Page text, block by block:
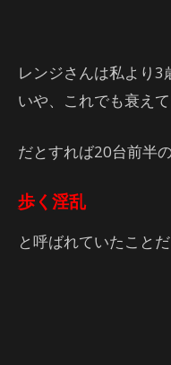
レンジさんは私より3
いや、これでも衰え
だとすれば20台前半
歩く淫乱
と呼ばれていたことだ